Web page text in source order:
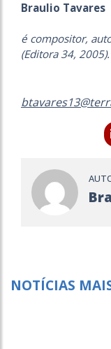
Braulio Tavares
é compositor,
(Editora 34, 2005).
NOTÍCIAS